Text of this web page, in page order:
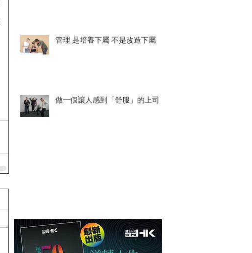
管理 是培養下屬 不是改造下屬
做一個讓人感到「舒服」的上司